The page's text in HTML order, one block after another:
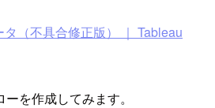
（不具合修正版） ｜ Tableau
を作成してみます。